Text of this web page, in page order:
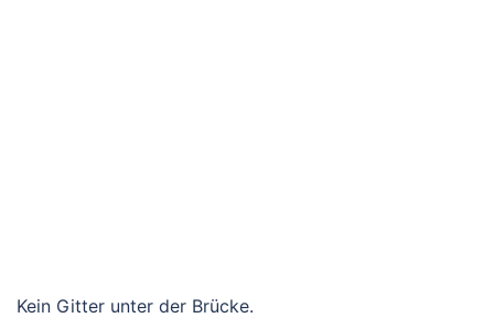
Kein Gitter unter der Brücke.